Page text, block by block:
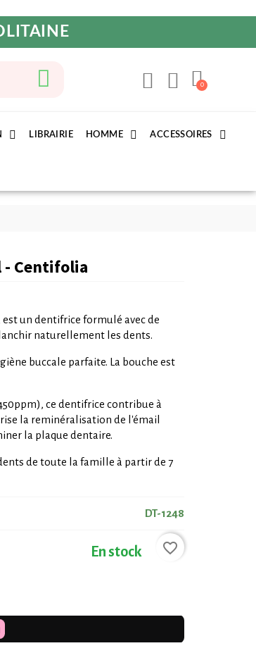
LIBRAIRIE HOMME ACCESSOIRES
- Centifolia
un dentifrice formulé avec de
naturellement les dents.
buccale parfaite. La bouche est
ce dentifrice contribue à
la reminéralisation de l'émail
la plaque dentaire.
de toute la famille à partir de 7
DT-1248
En stock favorite_border